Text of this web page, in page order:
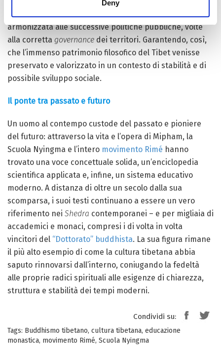
Deny
frammentato a una rete scolastica più organica e
armonizzata alle successive politiche pubbliche, volte
alla corretta governance dei territori. Garantendo, così,
che l’immenso patrimonio filosofico del Tibet venisse
preservato e valorizzato in un contesto di stabilità e di
possibile sviluppo sociale.
Il ponte tra passato e futuro
Un uomo al contempo custode del passato e pioniere
del futuro: attraverso la vita e l’opera di Mipham, la
Scuola Nyingma e l’intero movimento Rimé hanno
trovato una voce concettuale solida, un’enciclopedia
scientifica applicata e, infine, un sistema educativo
moderno. A distanza di oltre un secolo dalla sua
scomparsa, i suoi testi continuano a essere un vero
riferimento nei Shedra contemporanei – e per migliaia di
accademici e monaci, compresi i di volta in volta
vincitori del “Dottorato” buddhista. La sua figura rimane
il più alto esempio di come la cultura tibetana abbia
saputo rinnovarsi dall’interno, coniugando la fedeltà
alle proprie radici spirituali alle esigenze di chiarezza,
struttura e stabilità dei tempi moderni.
Condividi su:
Tags: Buddhismo tibetano, cultura tibetana, educazione
monastica, movimento Rimé, Scuola Nyingma